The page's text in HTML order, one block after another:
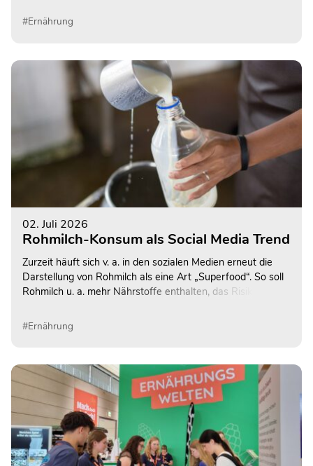
#Ernährung
02. Juli 2026
Rohmilch-Konsum als Social Media Trend
Zurzeit häuft sich v. a. in den sozialen Medien erneut die
Darstellung von Rohmilch als eine Art „Superfood“. So soll
Rohmilch u. a. mehr Nährstoffe enthalten, das Risiko für
Bakterienstämme enthalten. Allerdings können neben
gesundheitsfördernden gleichermaßen auch
Bundesinstitut für Risikobewertung (BfR) von dem Verzehr
von Rohmilch vor allem für vulnerable Bevölkerungsgruppen
weiterhin ab.
#Ernährung